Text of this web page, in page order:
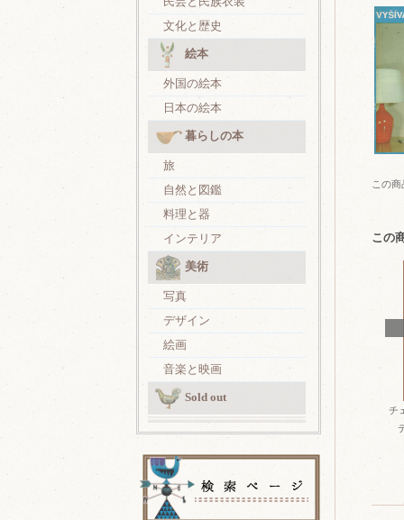
文化と歴史
絵本
外国の絵本
日本の絵本
暮らしの本
旅
自然と図鑑
料理と器
インテリア
美術
写真
デザイン
絵画
音楽と映画
Sold out
この
この
チ